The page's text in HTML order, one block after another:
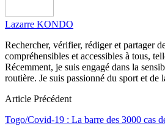
Lazarre KONDO
Rechercher, vérifier, rédiger et partager
compréhensibles et accessibles à tous,
Récemment, je suis engagé dans la
routière. Je suis passionné du sport et de
Article Précédent
Togo/Covid-19 : La barre des 3000 cas